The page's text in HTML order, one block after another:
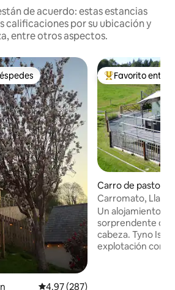
de acuerdo: estas estancias
calificaciones por su ubicación y
entre otros aspectos.
entre huéspedes
Calificación promedio: 4.97 de
4.97 (287)
De los mejores
Favorito entre
Carro de pastor
Carromato,
Un alojamiento
sorprendente
cabeza. Tyno Isa
explotación con